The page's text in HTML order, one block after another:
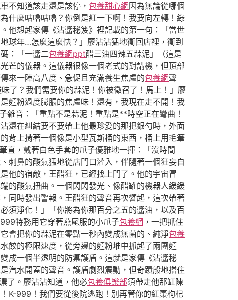
不知道該走還是該停， 包養甜心網因為無論從哪個
什麼咕嚕咕嚕？你倒是紅一下啊！我要向左轉！綠
他想起家傳《沾醬秘笈》裡記載的第一句：「當世
球年…怎麼這麼快？」廖沾沾猛地衝回店裡，衝到
：「一醬二包養網ppt醋三油四辣五蒜泥」（這是
芒的儀器。這儀器很像一個老式的對講機，但頂部
來一陣高八度、急促且充滿養生焦慮的包養網聲
了？我們需要你的蒜泥！你被徵召了！馬上！」廖
麵粉過度膨脹的焦慮味！還有，我現在走不開！我
雜音：「重點不是蒜泥！重點是**時空正在彎曲！
還在糾結要不要帶上他最珍愛的那把銀勺時，外面
背上揹著一個像是小型瓦斯桶的東西，桶上用毛筆
直，戴著白色手套的爪子優雅地一揮：「沒時間
刺鼻的酸氣猛地從店門口灌入，伴隨著一個狂妄自
他的宿敵，王醋狂，已經找上門了。他的宇宙冒
的酸氣扭曲。一個閃閃發光、像醋罐的機器人緩緩
同時發出警報。王醋狂的聲音再次響起，這次帶著
須淨化！」「你將為你那百分之五的醬油，以及百
特務用它穿著燕尾服的小爪子包養網 ，一把抓住
會把你的蒜泥在零點一秒內變成無菌的、純淨包養
餃的極限速度，從旁邊的麵粉堆中抓起了兩團麵
成一個半透明的防禦護盾。這就是家傳《沾醬秘
汽水開蓋的聲音。護盾劇烈震動，但奇蹟般地擋住
了。廖沾沾知道，他必包養俱樂部須帶走他那缸陳
K-999！我們要從後院逃跑！別再管你的紅棗枸杞